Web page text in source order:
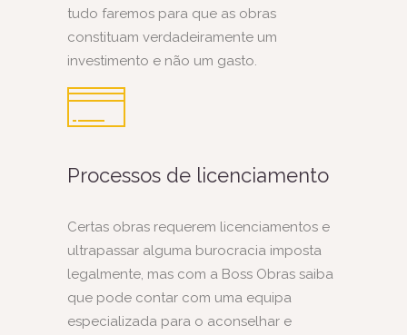
tudo faremos para que as obras
constituam verdadeiramente um
investimento e não um gasto.
Processos de licenciamento
Certas obras requerem licenciamentos e
ultrapassar alguma burocracia imposta
legalmente, mas com a Boss Obras saiba
que pode contar com uma equipa
especializada para o aconselhar e